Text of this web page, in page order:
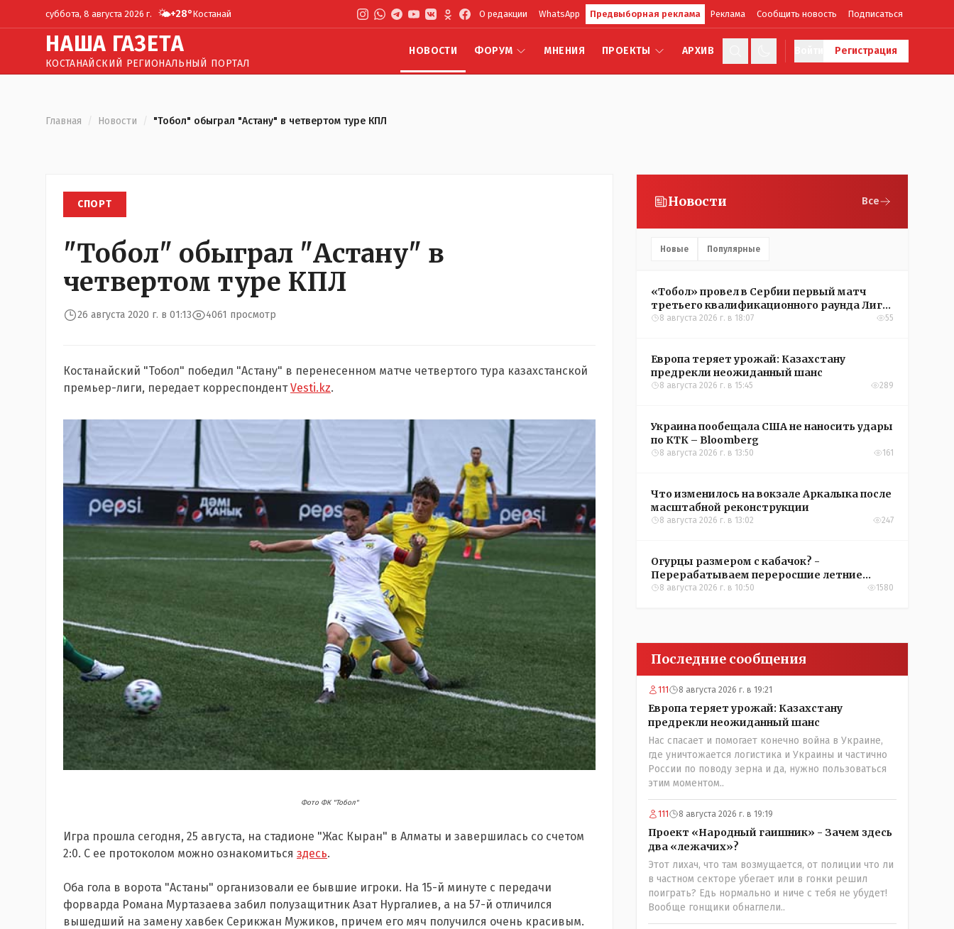
суббота, 8 августа 2026 г. 🌤️+28°Костанай О редакции WhatsApp Предвыборная реклама Реклама Сообщить новость Подписаться
НАША ГАЗЕТА
КОСТАНАЙСКИЙ РЕГИОНАЛЬНЫЙ ПОРТАЛ
НОВОСТИ ФОРУМ МНЕНИЯ ПРОЕКТЫ АРХИВ Регистрация
Главная / Новости / "Тобол" обыграл "Астану" в четвертом туре КПЛ
СПОРТ
"Тобол" обыграл "Астану" в
четвертом туре КПЛ
26 августа 2020 г. в 01:13 4061 просмотр
Костанайский "Тобол" победил "Астану" в перенесенном матче четвертого тура казахстанской
премьер-лиги, передает корреспондентVesti.kz.
Фото ФК "Тобол"
Игра прошла сегодня, 25 августа, на стадионе "Жас Кыран" в Алматы и завершилась со счетом
2:0. С ее протоколом можно ознакомиться здесь.
Оба гола в ворота "Астаны" организовали ее бывшие игроки. На 15-й минуте с передачи
форварда Романа Муртазаева забил полузащитник Азат Нургалиев, а на 57-й отличился
вышедший на замену хавбек Серикжан Мужиков, причем его мяч получился очень красивым.
Новости Все
Новые Популярные
«Тобол» провел в Сербии первый матч
третьего квалификационного раунда Лиги
конференций УЕФА
8 августа 2026 г. в 18:07 55
Европа теряет урожай: Казахстану
предрекли неожиданный шанс
8 августа 2026 г. в 15:45 289
Украина пообещала США не наносить удары
по КТК – Bloomberg
8 августа 2026 г. в 13:50 161
Что изменилось на вокзале Аркалыка после
масштабной реконструкции
8 августа 2026 г. в 13:02 247
Огурцы размером с кабачок? -
Перерабатываем переросшие летние
овощи, чтобы вкусно съесть зимой
8 августа 2026 г. в 10:50 1580
Последние сообщения
111 8 августа 2026 г. в 19:21
Европа теряет урожай: Казахстану
предрекли неожиданный шанс
Нас спасает и помогает конечно война в Украине,
где уничтожается логистика и Украины и частично
России по поводу зерна и да, нужно пользоваться
этим моментом..
111 8 августа 2026 г. в 19:19
Проект «Народный гаишник» - Зачем здесь
два «лежачих»?
Этот лихач, что там возмущается, от полиции что ли
в частном секторе убегает или в гонки решил
поиграть? Едь нормально и ниче с тебя не убудет!
Вообще гонщики обнаглели..